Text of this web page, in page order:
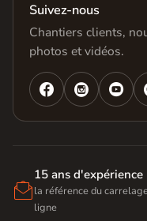
Suivez-nous
Chantiers clients,
photos et vidéos.
  

15 ans d'expérience
la référence du
ligne